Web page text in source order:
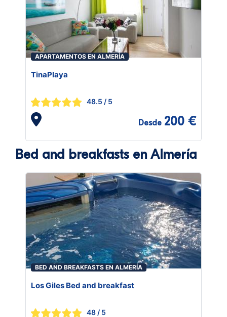
APARTAMENTOS EN ALMERÍA
TinaPlaya
48.5 / 5
Desde 200 €
Bed and breakfasts en Almería
BED AND BREAKFASTS EN ALMERÍA
Los Giles Bed and breakfast
48 / 5